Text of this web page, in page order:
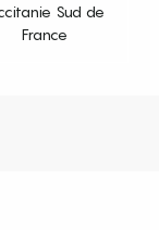
Sud de
France